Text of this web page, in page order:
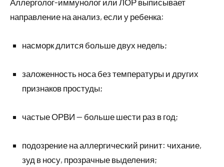
Аллерголог-иммунолог или ЛОР выписывает
направление на анализ, если у ребенка:
насморк длится больше двух недель;
заложенность носа без температуры и других
признаков простуды;
частые ОРВИ — больше шести раз в год;
подозрение на аллергический ринит: чихание,
зуд в носу, прозрачные выделения;